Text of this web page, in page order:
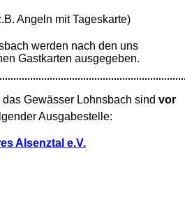
Angeln mit Tageskarte)
werden nach den uns
Gastkarten ausgegeben.
Gewässer Lohnsbach sind vor
Ausgabestelle:
Alsenztal e.V.